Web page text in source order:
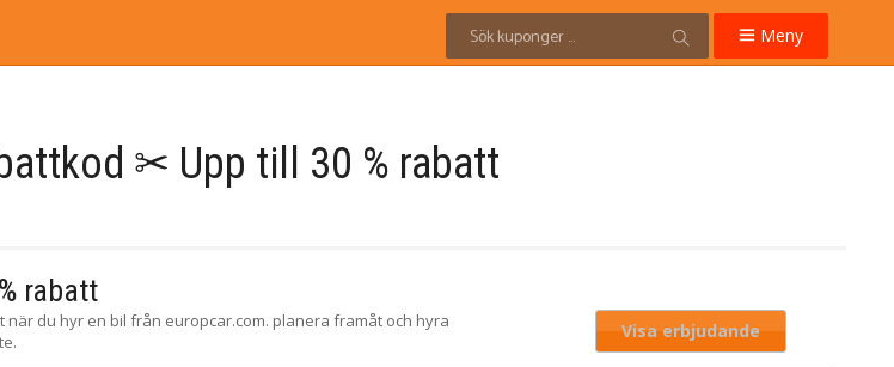
Meny
✂ Upp till 30 % rabatt
rabatt
när du hyr en bil från europcar.com. planera framåt och hyra
Visa erbjudande